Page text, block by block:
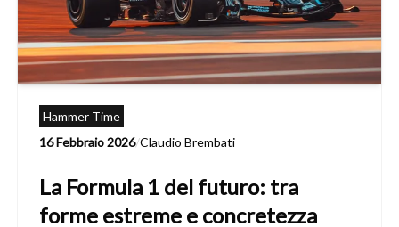
Hammer Time
16 Febbraio 2026/Claudio Brembati
La Formula 1 del futuro: tra
forme estreme e concretezza